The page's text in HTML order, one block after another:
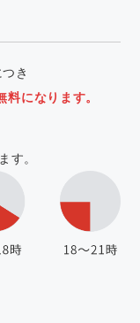
き
になります。
す。